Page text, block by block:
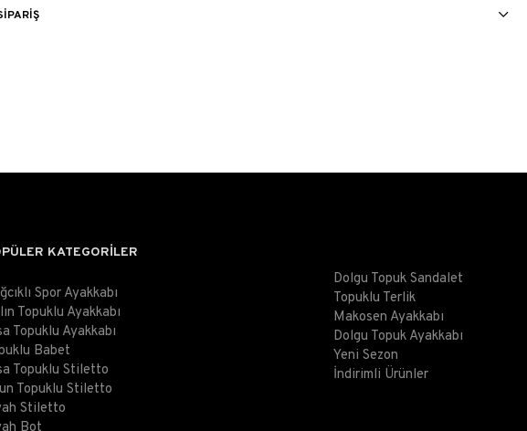
KATEGORİLER
Spor Ayakkabı
Topuklu Ayakkabı
Topuklu Ayakkabı
Babet
Topuklu Stiletto
Topuklu Stiletto
Stiletto
Dolgu Topuk Sandalet
Topuklu Terlik
Makosen Ayakkabı
Dolgu Topuk Ayakkabı
Yeni Sezon
İndirimli Ürünler